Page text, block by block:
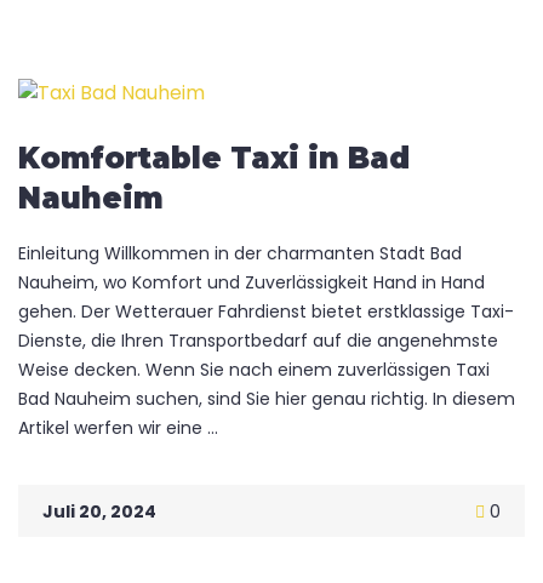
Komfortable Taxi in Bad
Nauheim
Einleitung Willkommen in der charmanten Stadt Bad
Nauheim, wo Komfort und Zuverlässigkeit Hand in Hand
gehen. Der Wetterauer Fahrdienst bietet erstklassige Taxi-
Dienste, die Ihren Transportbedarf auf die angenehmste
Weise decken. Wenn Sie nach einem zuverlässigen Taxi
Bad Nauheim suchen, sind Sie hier genau richtig. In diesem
Artikel werfen wir eine ...
Juli 20, 2024 0